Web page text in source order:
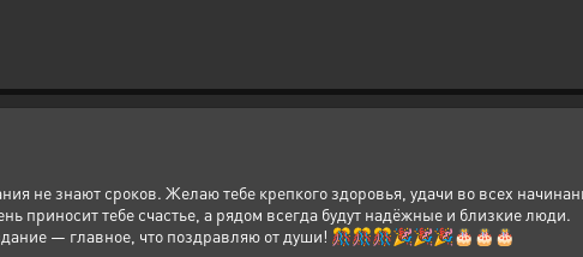
не знают сроков. Желаю тебе крепкого здоровья, удачи во всех
приносит тебе счастье, а рядом всегда будут надёжные и близкие люди.
— главное, что поздравляю от души! 🎊🎊🎊🎉🎉🎉🎂🎂🎂